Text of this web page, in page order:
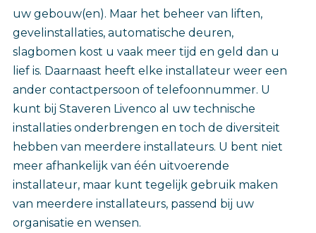
uw gebouw(en). Maar het beheer van liften,
gevelinstallaties, automatische deuren,
slagbomen kost u vaak meer tijd en geld dan u
lief is. Daarnaast heeft elke installateur weer een
ander contactpersoon of telefoonnummer. U
kunt bij Staveren Livenco al uw technische
installaties onderbrengen en toch de diversiteit
hebben van meerdere installateurs. U bent niet
meer afhankelijk van één uitvoerende
installateur, maar kunt tegelijk gebruik maken
van meerdere installateurs, passend bij uw
organisatie en wensen.